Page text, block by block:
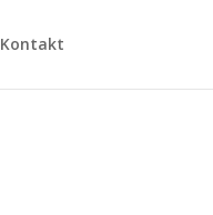
Kontakt